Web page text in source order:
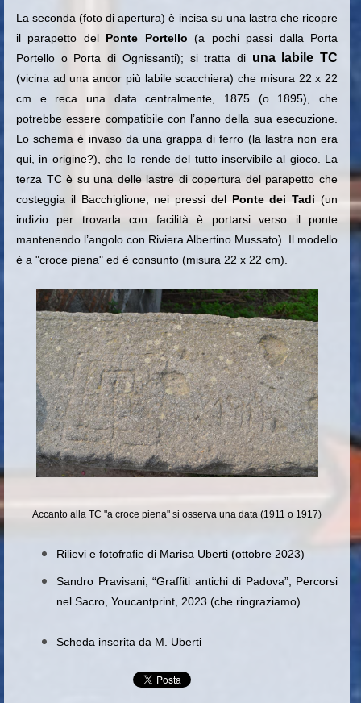
La seconda (foto di apertura) è incisa su una lastra che ricopre
il parapetto del Ponte Portello (a pochi passi dalla Porta
Portello o Porta di Ognissanti); si tratta di una labile TC
(vicina ad una ancor più labile scacchiera) che misura 22 x 22
cm e reca una data centralmente, 1875 (o 1895), che
potrebbe essere compatibile con l’anno della sua esecuzione.
Lo schema è invaso da una grappa di ferro (la lastra non era
qui, in origine?), che lo rende del tutto inservibile al gioco. La
terza TC è su una delle lastre di copertura del parapetto che
costeggia il Bacchiglione, nei pressi del Ponte dei Tadi(un
indizio per trovarla con facilità è portarsi verso il ponte
mantenendo l’angolo con Riviera Albertino Mussato). Il modello
è a "croce piena" ed è consunto (misura 22 x 22 cm).
Accanto alla TC "a croce piena" si osserva una data (1911 o 1917)
Rilievi e fotofrafie di Marisa Uberti (ottobre 2023)
Sandro Pravisani, “Graffiti antichi di Padova”, Percorsi
nel Sacro, Youcantprint, 2023 (che ringraziamo)
Scheda inserita da M. Uberti